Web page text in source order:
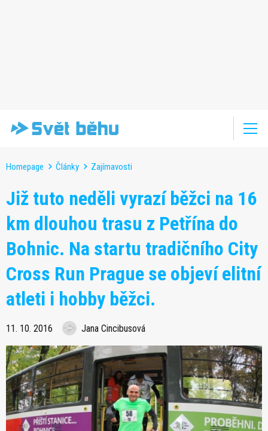
Homepage Články Zajímavosti
Již tuto neděli vyrazí běžci na 16
km dlouhou trasu z Petřína do
Bohnic. Na startu tradičního City
Cross Run Prague se objeví elitní
atleti i hobby běžci.
11. 10. 2016 Jana Cincibusová